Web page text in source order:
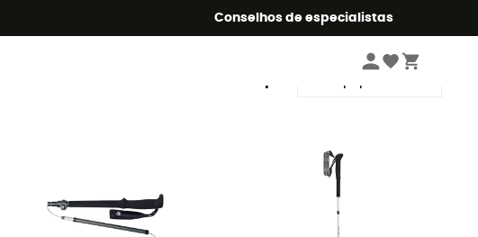
Conselhos de especialistas
o código Summer5